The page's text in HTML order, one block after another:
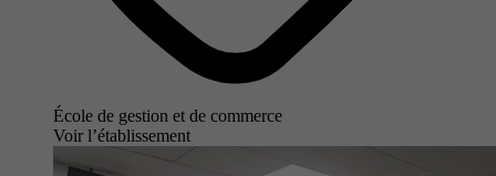
École de gestion et de commerce
Voir l’établissement